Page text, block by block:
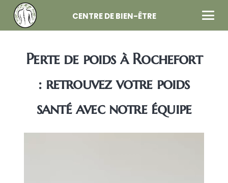
CENTRE DE BIEN-ÊTRE
Perte de poids à Rochefort
: retrouvez votre poids
santé avec notre équipe